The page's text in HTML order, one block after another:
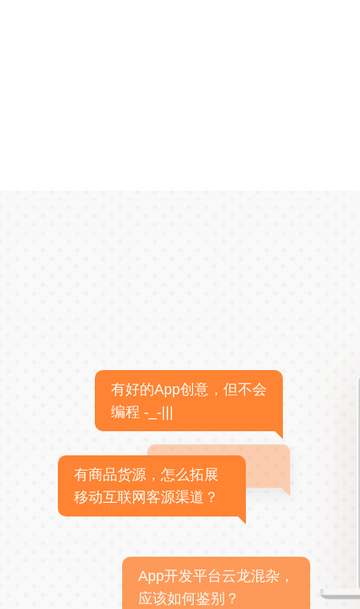
有好的App创意，但不会
编程 -_-|||
有商品货源，怎么拓展
移动互联网客源渠道？
App开发平台云龙混杂，
应该如何鉴别？